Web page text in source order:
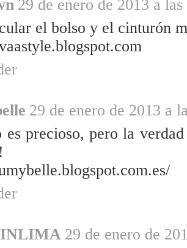
29 de enero de 2013 a
el bolso y el cinturón
29 de enero de 2013 a
es precioso, pero la
29 de enero de